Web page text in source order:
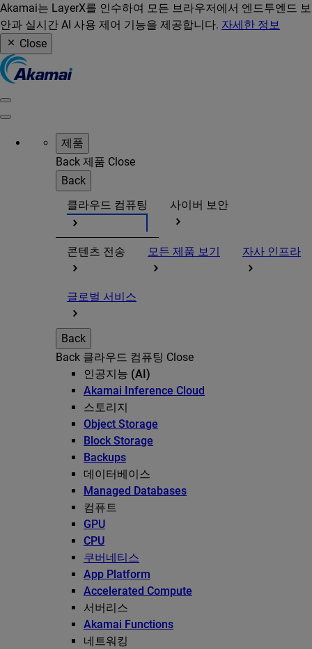
Akamai는 LayerX를 인수하여 모든 브라우저에서 엔드투엔드 보
안과 실시간 AI 사용 제어 기능을 제공합니다. 자세한 정보
Close
제품
Back 제품 Close
Back
클라우드 컴퓨팅
사이버 보안
콘텐츠 전송 모든 제품 보기 자사 인프라
글로벌 서비스
Back
Back 클라우드 컴퓨팅 Close
인공지능 (AI)
Akamai Inference Cloud
스토리지
Object Storage
Block Storage
Backups
데이터베이스
Managed Databases
컴퓨트
GPU
CPU
쿠버네티스
App Platform
Accelerated Compute
서버리스
Akamai Functions
네트워킹